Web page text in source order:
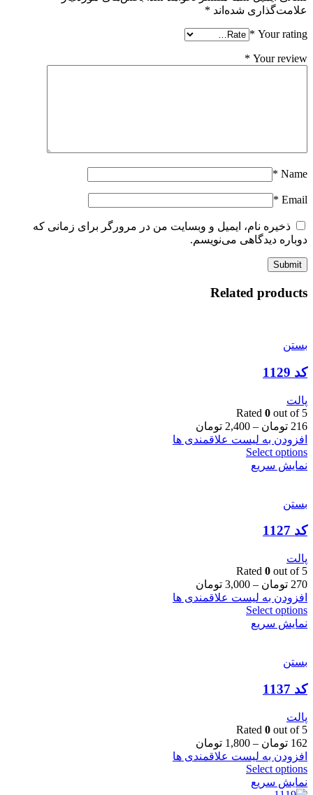
علامت‌گذاری شده‌اند *
Your rating
*
Your review
*
Name
*
Email
*
ذخیره نام، ایمیل و وبسایت من در مرورگر برای زمانی که
دوباره دیدگاهی می‌نویسم.
Related products
بستن
کد 1129
پالت
Rated 0 out of 5
216 تومان –
2,400 تومان
افزودن به لیست علاقمندی ها
Select options
نمایش سریع
بستن
کد 1127
پالت
Rated 0 out of 5
270 تومان –
3,000 تومان
افزودن به لیست علاقمندی ها
Select options
نمایش سریع
بستن
کد 1137
پالت
Rated 0 out of 5
162 تومان –
1,800 تومان
افزودن به لیست علاقمندی ها
Select options
نمایش سریع